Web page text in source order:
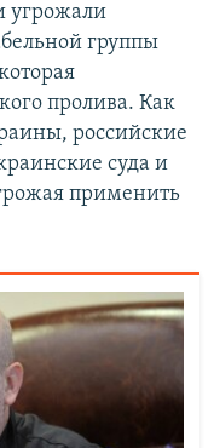
угрожали
группы
пролива. Как
российские
суда и
применить